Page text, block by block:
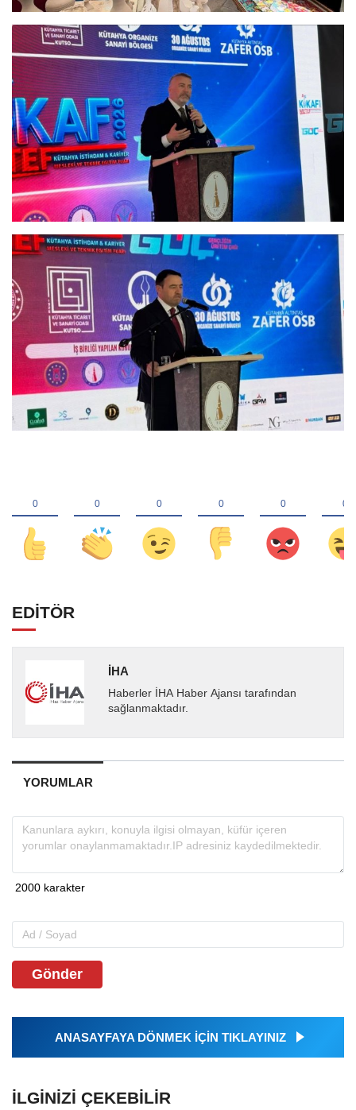
EDİTÖR
İHA
Haberler İHA Haber Ajansı tarafından
sağlanmaktadır.
YORUMLAR
Gönder
ANASAYFAYA DÖNMEK İÇİN TIKLAYINIZ
İLGINIZI ÇEKEBILIR